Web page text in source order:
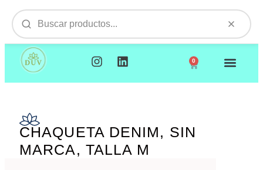
0
CHAQUETA DENIM, SIN
MARCA, TALLA M